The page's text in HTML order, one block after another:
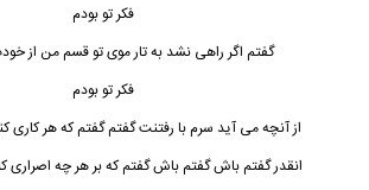
فکر تو بودم
گفتم اگر راهی نشد به تار موی تو قسم من از
فکر تو بودم
از آنچه می آید سرم با رفتنت گفتم گفتم که هر کاری
انقدر گفتم باش گفتم باش گفتم که بر هر چه اصراری